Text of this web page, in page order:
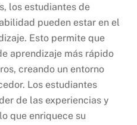
los estudiantes de
pueden estar en el
Esto permite que
aprendizaje más rápido
creando un entorno
Los estudiantes
de las experiencias y
que enriquece su